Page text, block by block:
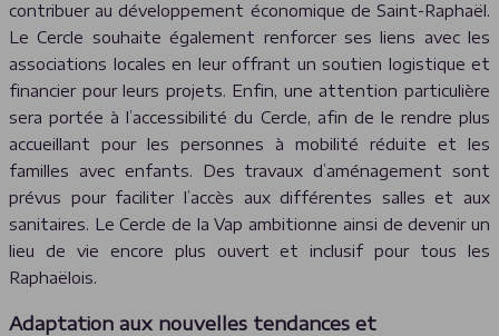
contribuer au développement économique de Saint-Raphaël.
Le Cercle souhaite également renforcer ses liens avec les
associations locales en leur offrant un soutien logistique et
financier pour leurs projets. Enfin, une attention particulière
sera portée à l’accessibilité du Cercle, afin de le rendre plus
accueillant pour les personnes à mobilité réduite et les
familles avec enfants. Des travaux d’aménagement sont
prévus pour faciliter l’accès aux différentes salles et aux
sanitaires. Le Cercle de la Vap ambitionne ainsi de devenir un
lieu de vie encore plus ouvert et inclusif pour tous les
Raphaëlois.
Adaptation aux nouvelles tendances et